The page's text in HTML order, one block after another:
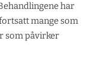
har
mange som
som påvirker